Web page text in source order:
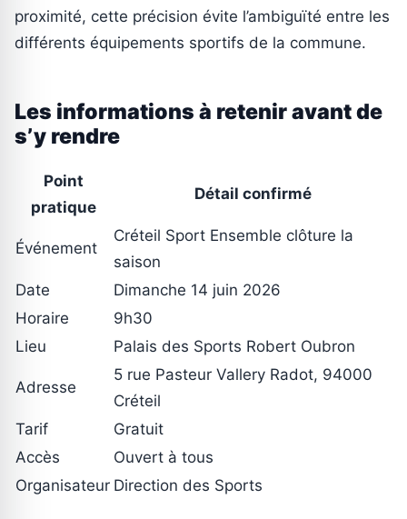
proximité, cette précision évite l’ambiguïté entre les
différents équipements sportifs de la commune.
Les informations à retenir avant de
s’y rendre
Point
pratique
Détail confirmé
Événement
Créteil Sport Ensemble clôture la
saison
Date
Dimanche 14 juin 2026
Horaire
9h30
Lieu
Palais des Sports Robert Oubron
Adresse
5 rue Pasteur Vallery Radot, 94000
Créteil
Tarif
Gratuit
Accès
Ouvert à tous
Organisateur Direction des Sports